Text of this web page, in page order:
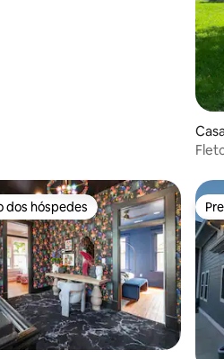
preferidos dos hóspedes
dos hóspedes